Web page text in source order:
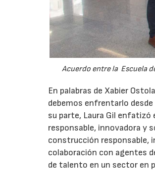
Acuerdo entre la Escuela
En palabras de Xabier
debemos enfrentarlo
su parte, Laura Gil
responsable, innovadora y
construcción responsable,
colaboración con agentes
de talento en un sector en